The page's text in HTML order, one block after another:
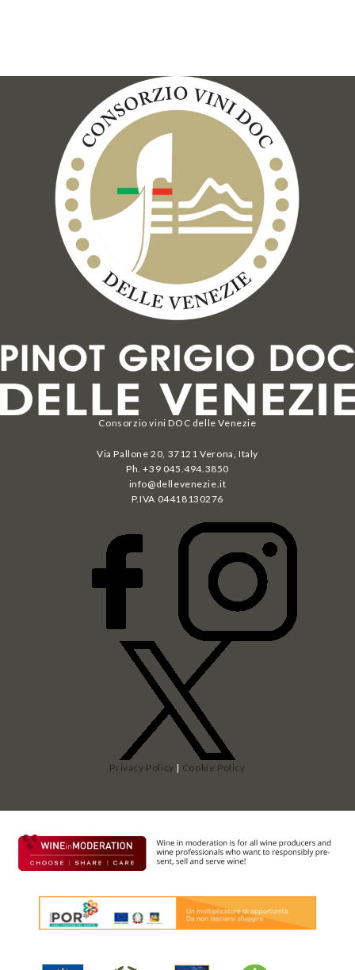
Consorzio vini DOC delle Venezie
Via Pallone 20, 37121 Verona, Italy
Ph. +39 045.494.3850
info@dellevenezie.it
P.IVA 04418130276
Privacy Policy | Cookie Policy